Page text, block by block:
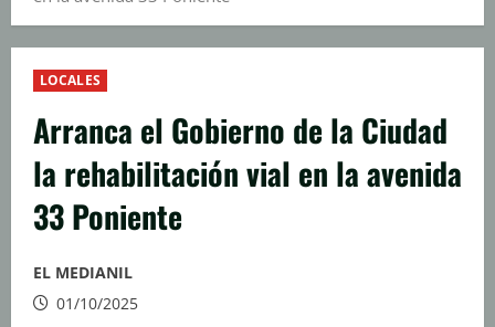
LOCALES
Arranca el Gobierno de la Ciudad
la rehabilitación vial en la avenida
33 Poniente
EL MEDIANIL
01/10/2025